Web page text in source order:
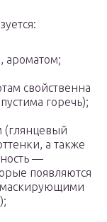
свойственна
горечь);
(глянцевый
а также
—
появляются
маскирующими